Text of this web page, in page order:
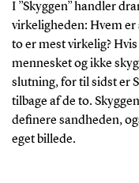
I ”Skyggen”handler
virkeligheden: Hvem er
to er mest virkelig?
mennesket og ikke
slutning, for til sidst er
tilbage af de to.
definere sandheden,
eget billede.